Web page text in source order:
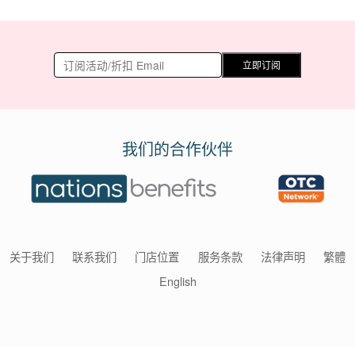
立即订阅
我们的合作伙伴
关于我们 联系我们 门店位置 服务条款 法律声明
繁體
English